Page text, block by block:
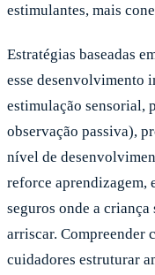
estimulantes, mais
Estratégias baseadas
esse desenvolvimento
estimulação sensorial,
observação passiva),
nível de
reforce aprendizagem,
seguros onde a
arriscar. Compreender
cuidadores estruturar